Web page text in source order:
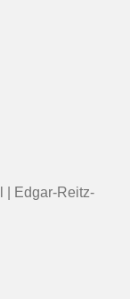
| Edgar-Reitz-